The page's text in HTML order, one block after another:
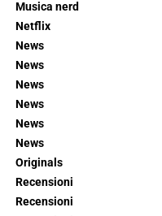
Musica nerd
Netflix
News
News
News
News
News
News
Originals
Recensioni
Recensioni